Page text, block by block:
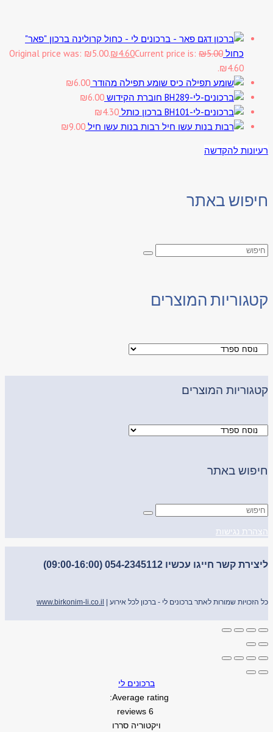
ברכון "פאר"
כחול
₪5.00
Original price was: ₪5.00.₪4.60Current price is:
₪4.60.
שומע תפילה מהודר
₪6.00
חוברת הקידוש
₪6.00
ברכון כותל
₪4.30
רבות בנות עשו חיל
₪9.00
רעיונות להקדשה
חיפוש באתר
קטגוריות המוצרים
קטגוריות המוצרים
חיפוש באתר
הצהרת נגישות
ליצירת קשר חייגו עכשיו 054-2345112 (09:00-16:00)
כל הזכויות שמורות לאתר ברכונים לי - ברכון לכל אירוע | www.birkonim-li.co.il
ברכונים לי
Average rating:
6 reviews
ויקטוריה סררו